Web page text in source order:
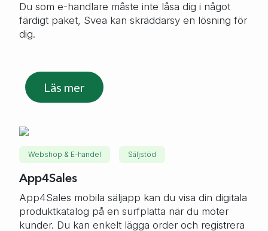
Du som e-handlare måste inte låsa dig i något
färdigt paket, Svea kan skräddarsy en lösning för
dig.
Läs mer
Webshop & E-handel Säljstöd
App4Sales
App4Sales mobila säljapp kan du visa din digitala
produktkatalog på en surfplatta när du möter
kunder. Du kan enkelt lägga order och registrera